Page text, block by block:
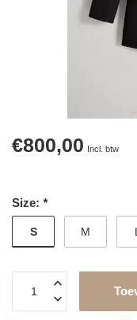
€800,00 Incl. btw
Size: *
S M L